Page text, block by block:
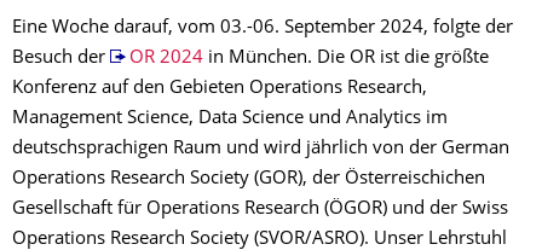
Eine Woche darauf, vom 03.-06. September 2024, folgte der
Besuch der
OR 2024in München. Die OR ist die größte
Konferenz auf den Gebieten Operations Research,
Management Science, Data Science und Analytics im
deutschsprachigen Raum und wird jährlich von der German
Operations Research Society (GOR), der Österreischichen
Gesellschaft für Operations Research (ÖGOR) und der Swiss
Operations Research Society (SVOR/ASRO). Unser Lehrstuhl